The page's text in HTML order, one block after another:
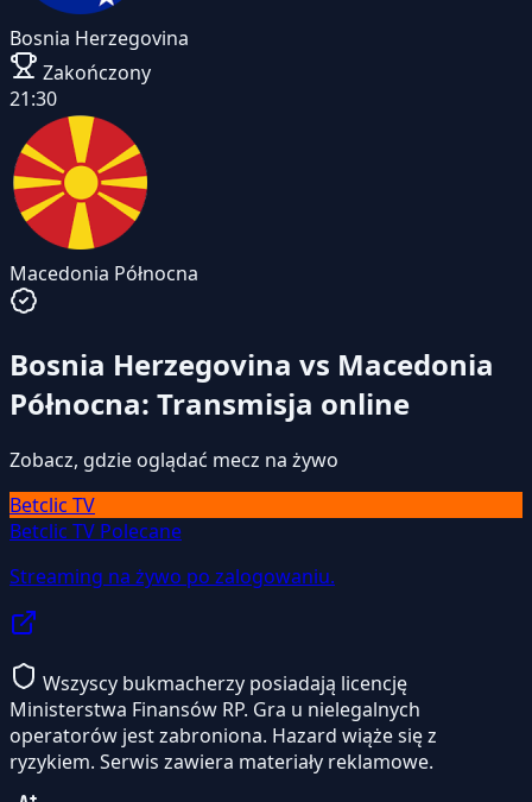
Bosnia Herzegovina
Zakończony
21:30
Macedonia Północna
Bosnia Herzegovina vs Macedonia
Północna: Transmisja online
Zobacz, gdzie oglądać mecz na żywo
Betclic TV
Betclic TV Polecane
Streaming na żywo po zalogowaniu.
Wszyscy bukmacherzy posiadają licencję
Ministerstwa Finansów RP. Gra u nielegalnych
operatorów jest zabroniona. Hazard wiąże się z
ryzykiem. Serwis zawiera materiały reklamowe.